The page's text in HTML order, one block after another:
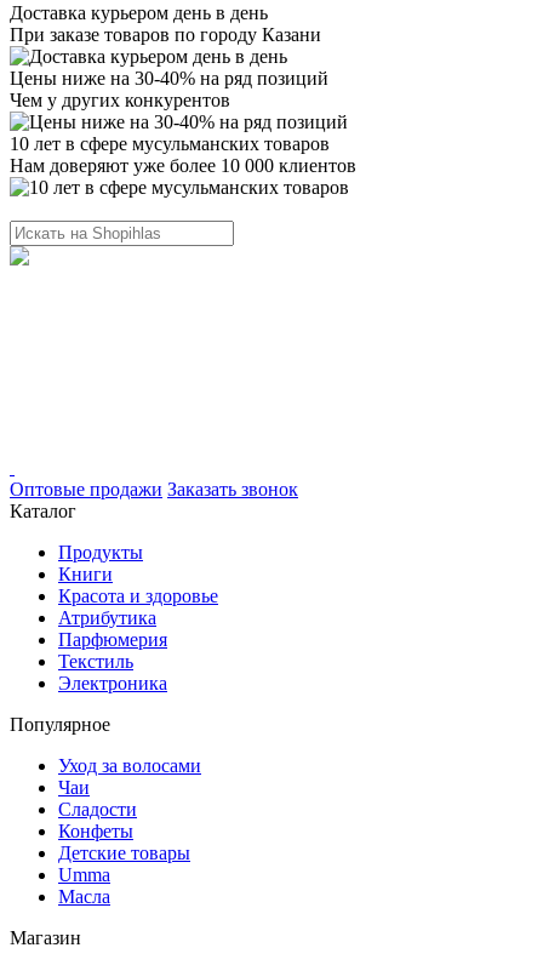
Доставка курьером день в день
При заказе товаров по городу Казани
Цены ниже на 30-40% на ряд позиций
Чем у других конкурентов
10 лет в сфере мусульманских товаров
Нам доверяют уже более 10 000 клиентов
Оптовые продажи Заказать звонок
Каталог
Продукты
Книги
Красота и здоровье
Атрибутика
Парфюмерия
Текстиль
Электроника
Популярное
Уход за волосами
Чаи
Сладости
Конфеты
Детские товары
Umma
Масла
Магазин